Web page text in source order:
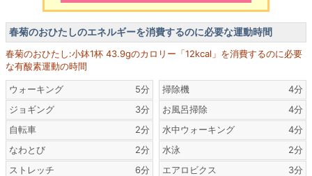
春菊のおひたしのエネルギーを消費するのに必要な運動時間
春菊のおひたし:小鉢1杯 43.9gのカロリー「12kcal」を消費するのに必要
な有酸素運動の時間
ウォーキング
5分
ジョギング
3分
自転車
2分
なわとび
2分
ストレッチ
6分
掃除機
4分
お風呂掃除
4分
水中ウォーキング
4分
水泳
2分
エアロビクス
3分